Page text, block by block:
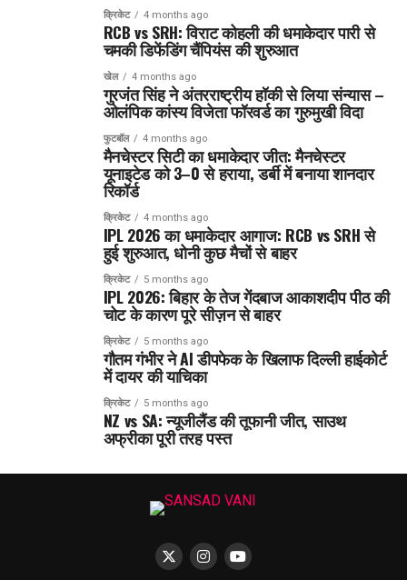
क्रिकेट 4 months ago
RCB vs SRH: विराट कोहली की धमाकेदार पारी से
चमकी डिफेंडिंग चैंपियंस की शुरुआत
खेल 4 months ago
गुरजंत सिंह ने अंतरराष्ट्रीय हॉकी से लिया संन्यास –
ओलंपिक कांस्य विजेता फॉरवर्ड का गुरुमुखी विदा
फुटबॉल 4 months ago
मैनचेस्टर सिटी का धमाकेदार जीत: मैनचेस्टर
यूनाइटेड को 3–0 से हराया, डर्बी में बनाया शानदार
रिकॉर्ड
क्रिकेट 4 months ago
IPL 2026 का धमाकेदार आगाज: RCB vs SRH से
हुई शुरुआत, धोनी कुछ मैचों से बाहर
क्रिकेट 5 months ago
IPL 2026: बिहार के तेज गेंदबाज आकाशदीप पीठ की
चोट के कारण पूरे सीज़न से बाहर
क्रिकेट 5 months ago
गौतम गंभीर ने AI डीपफेक के खिलाफ दिल्ली हाईकोर्ट
में दायर की याचिका
क्रिकेट 5 months ago
NZ vs SA: न्यूजीलैंड की तूफानी जीत, साउथ
अफ्रीका पूरी तरह पस्त